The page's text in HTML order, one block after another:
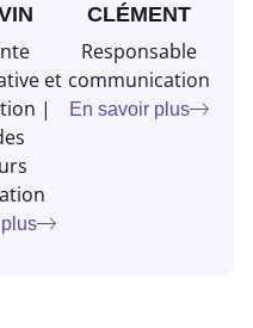
et
|
CLÉMENT
Responsable
communication
En savoir plus